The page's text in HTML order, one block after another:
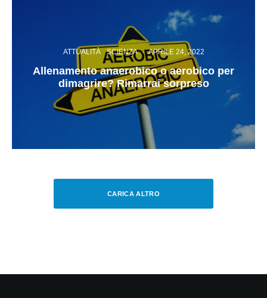
ATTUALITÀ SCIENZA · APRILE 24, 2022
Allenamento anaerobico o aerobico per
dimagrire? Rimarrai sorpreso
CARICA ALTRO